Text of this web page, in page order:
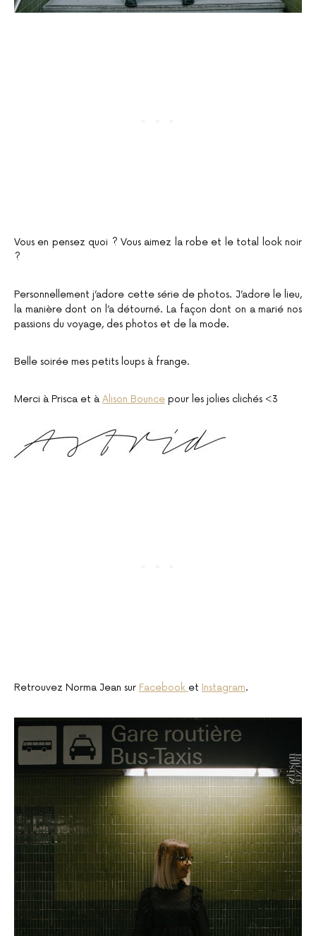
Vous en pensez quoi ? Vous aimez la robe et le total look noir
?
Personnellement j’adore cette série de photos. J’adore le lieu,
la manière dont on l’a détourné. La façon dont on a marié nos
passions du voyage, des photos et de la mode.
Belle soirée mes petits loups à frange.
Merci à Prisca et à Alison Bounce pour les jolies clichés <3
Retrouvez Norma Jean sur Facebook et Instagram.